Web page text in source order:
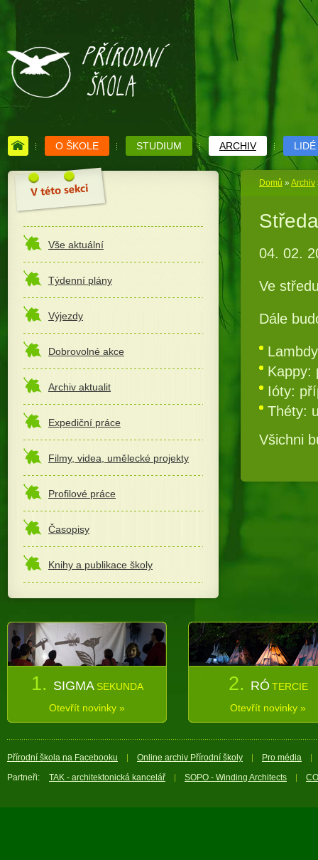
O ŠKOLE STUDIUM ARCHIV LIDÉ
Vše aktuální
Týdenní plány
Výjezdy
Dobrovolné akce
Archiv aktualit
Expediční práce
Filmy, videa, umělecké projekty
Profilové práce
Časopisy
Knihy a publikace školy
Domů » Archiv
04. 02.
Ve
Dále
Kappy:
Ióty:
Théty:
Všichni
1. SIGMA SEKUNDA
Otevřít novinky »
2. RÓ TERCIE
Otevřít novinky »
Přírodní škola na Facebooku Online archiv Přírodní školy
Pro média
Partneři:
TAK - architektonická kancelář SOPO - Winding Architects